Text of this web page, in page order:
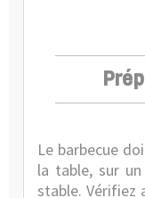
Le barbecue
la table, sur
stable. Vérifiez